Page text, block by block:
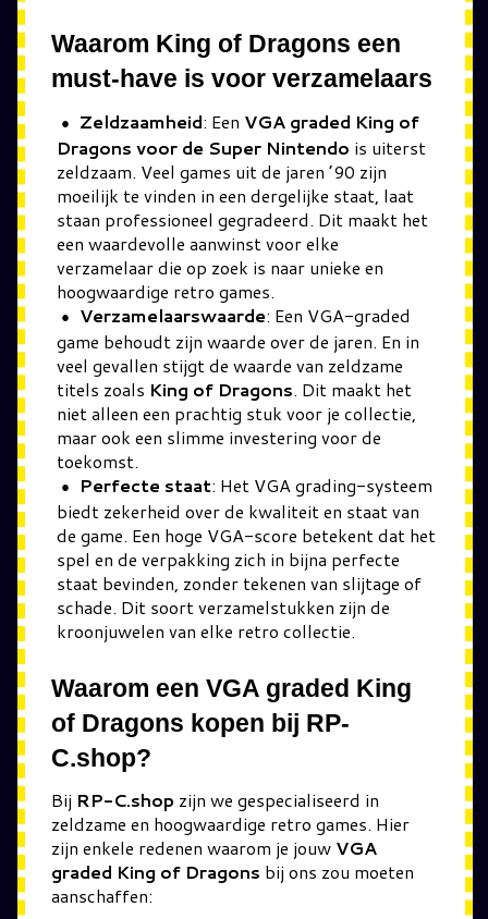
Waarom King of Dragons een
must-have is voor verzamelaars
Zeldzaamheid: Een VGA graded King of
Dragons voor de Super Nintendo is uiterst
zeldzaam. Veel games uit de jaren ’90 zijn
moeilijk te vinden in een dergelijke staat, laat
staan professioneel gegradeerd. Dit maakt het
een waardevolle aanwinst voor elke
verzamelaar die op zoek is naar unieke en
hoogwaardige retro games.
Verzamelaarswaarde: Een VGA-graded
game behoudt zijn waarde over de jaren. En in
veel gevallen stijgt de waarde van zeldzame
titels zoals King of Dragons. Dit maakt het
niet alleen een prachtig stuk voor je collectie,
maar ook een slimme investering voor de
toekomst.
Perfecte staat: Het VGA grading-systeem
biedt zekerheid over de kwaliteit en staat van
de game. Een hoge VGA-score betekent dat het
spel en de verpakking zich in bijna perfecte
staat bevinden, zonder tekenen van slijtage of
schade. Dit soort verzamelstukken zijn de
kroonjuwelen van elke retro collectie.
Waarom een VGA graded King
of Dragons kopen bij RP-
C.shop?
Bij RP-C.shop zijn we gespecialiseerd in
zeldzame en hoogwaardige retro games. Hier
zijn enkele redenen waarom je jouw VGA
graded King of Dragons bij ons zou moeten
aanschaffen: